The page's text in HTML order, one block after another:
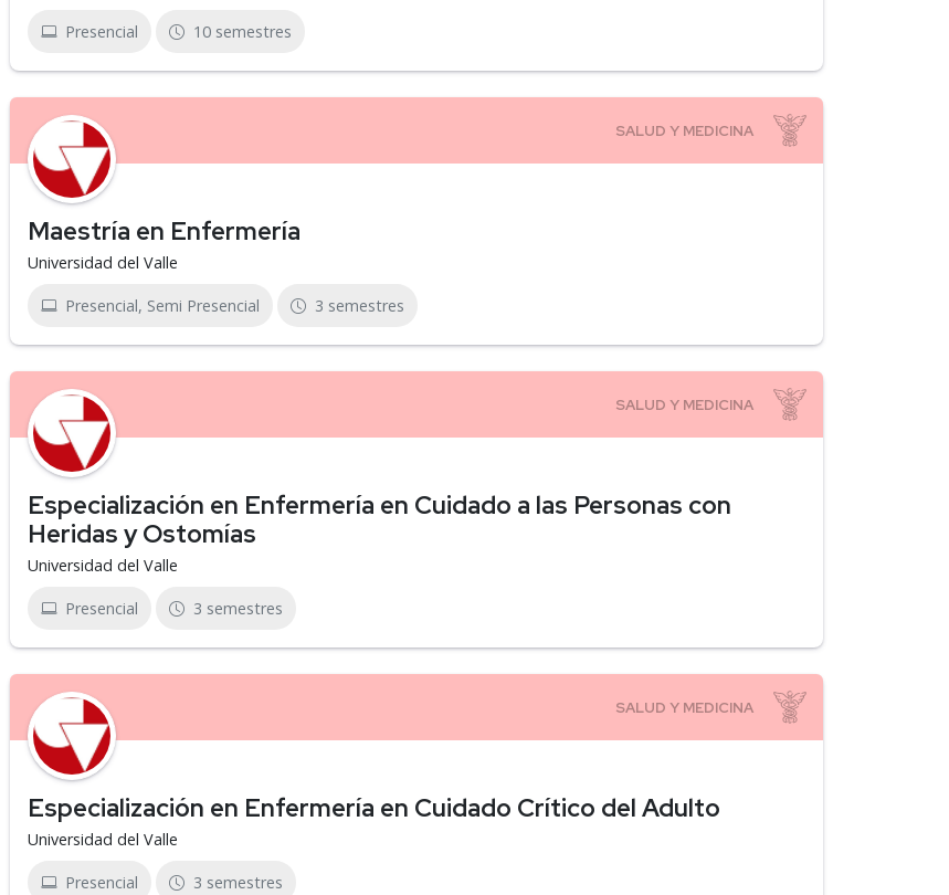
Presencial 10 semestres
Maestría en Enfermería
Universidad del Valle
Presencial, Semi Presencial 3 semestres
Especialización en Enfermería en Cuidado a las Personas con
Heridas y Ostomías
Universidad del Valle
Presencial 3 semestres
Especialización en Enfermería en Cuidado Crítico del Adulto
Universidad del Valle
Presencial 3 semestres